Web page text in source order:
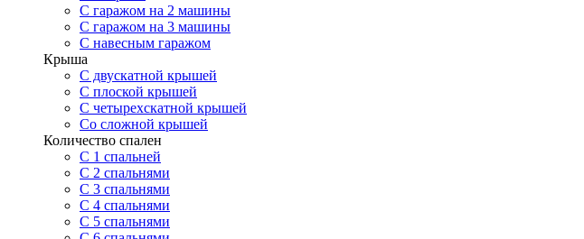
С гаражом на 2 машины
С гаражом на 3 машины
С навесным гаражом
Крыша
С двускатной крышей
С плоской крышей
С четырехскатной крышей
Со сложной крышей
Количество спален
С 1 спальней
С 2 спальнями
С 3 спальнями
С 4 спальнями
С 5 спальнями